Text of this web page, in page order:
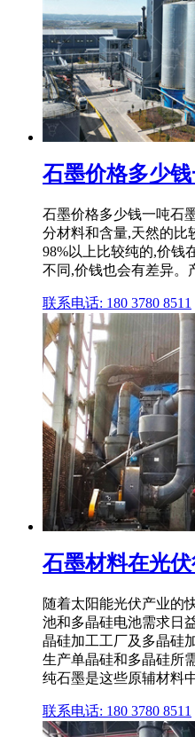
石墨价格多少
石墨价格多少钱一吨石
分材料和含量,天然的比
98%以上比较纯的,价钱
不同,价钱也会有差异。
联系电话: 180 3780 8511
石墨材料在光
随着太阳能光伏产业的
池和多晶硅电池需求日
晶硅加工工厂及多晶硅
生产单晶硅和多晶硅所
纯石墨是这些原辅材料
联系电话: 180 3780 8511